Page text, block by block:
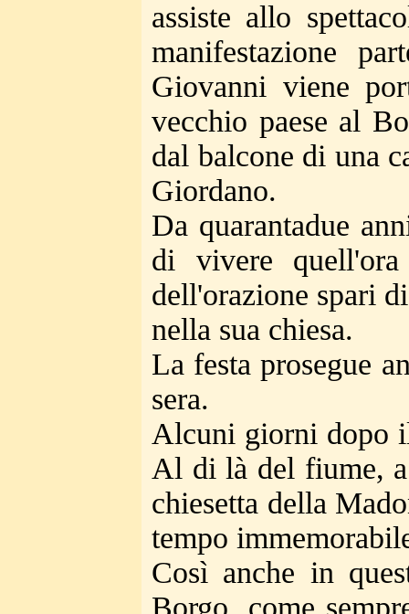
assiste allo
manifestazione
Giovanni viene
vecchio paese al
dal balcone di una
Giordano.
Da quarantadue
di vivere
dell'orazione spari
nella sua chiesa.
La festa prosegue
sera.
Alcuni giorni dopo
Al di là del fiume,
chiesetta della
tempo
Così anche in
Borgo, come